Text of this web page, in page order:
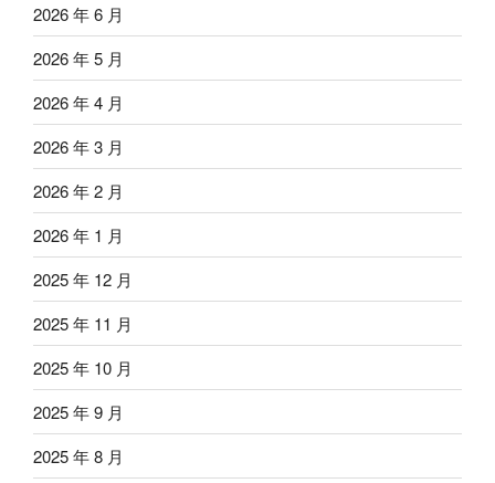
2026 年 6 月
2026 年 5 月
2026 年 4 月
2026 年 3 月
2026 年 2 月
2026 年 1 月
2025 年 12 月
2025 年 11 月
2025 年 10 月
2025 年 9 月
2025 年 8 月